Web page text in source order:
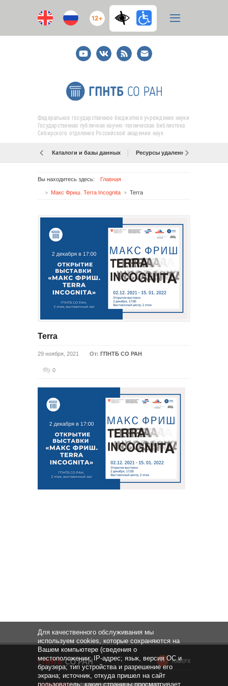
12+
YoutubeВКонтакте
RSS
E-
mail
подписка
Федеральное государственное бюджетное учреждение науки
Государственная публичная научно-техническая библиотека
Сибирского отделения Российской академии наук
Каталоги и базы данных Ресурсы удаленного доступа
Вы находитесь здесь: Главная
Макс Фриш. Terra Incognita Terra
Terra
29 ноября, 2021 От: ГПНТБ СО РАН
0
НАВЕРХ
Для качественного обслуживания мы
используем cookies, которые сохраняются на
Вашем компьютере (сведения о
местоположении; IP-адрес; язык, версия ОС и
браузера; тип устройства и разрешение его
экрана; источник, откуда пришел на сайт
пользователь; какие страницы просматривает